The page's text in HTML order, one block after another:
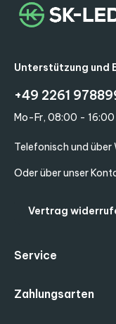
Unterstützung und
+49 2261
Mo-Fr, 08:00 - 16:00
Telefonisch und über
Oder über unser
Vertrag
Service
Zahlungsarten